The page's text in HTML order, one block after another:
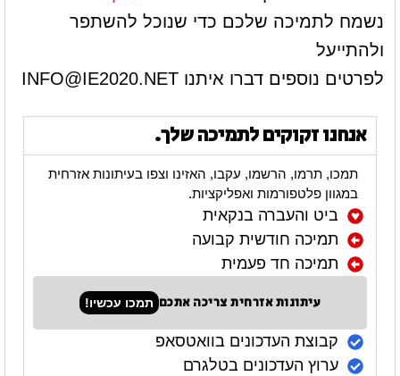
נשמח לתמיכה שלכם כדי שנוכל להשתפר
ולהתייעל
לפרטים נוספים דברו איתנו INFO@IE2020.NET
אנחנו זקוקים לתמיכה שלך.
תמכו, תרמו, הרשמו, עקבו, האזינו וצפו בעיתונות אזרחית
במגוון פלטפורמות ואפליקציות.
ביט והעברה בנקאית
תמיכה חודשית קבועה
תמיכה חד פעמית
עיתונות אזרחית צריכה אתכם תמכו עכשיו!
קבוצת העדכונים בוואטסאפ
ערוץ העדכונים בטלגרם